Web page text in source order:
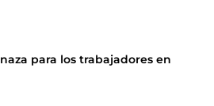
para los trabajadores en